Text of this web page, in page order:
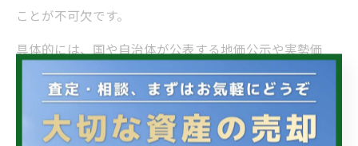
ことが不可欠です。
具体的には、国や自治体が公表する地価公示や実勢価
格、周辺の取引事例を参考にし、現実的かつ競争力のあ
る価格を設定します。特に、地価が安定している駅周辺
や利便性の高いエリアでは、積極的な売却活動が有効で